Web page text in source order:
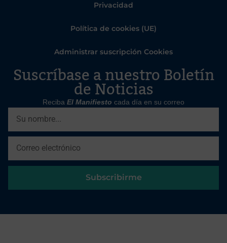
Privacidad
Política de cookies (UE)
Administrar suscripción Cookies
Suscríbase a nuestro Boletín
de Noticias
Reciba El Manifiesto cada día en su correo
Subscribirme